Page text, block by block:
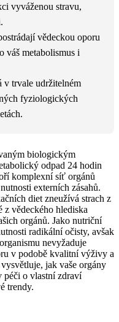
vyváženou stravu,
vědeckou oporu
váš metabolismus i
v trvale udržitelném
fyziologických
biologickým
odpad 24 hodin
komplexní síť orgánů
externích zásahů.
diet zneužívá strach z
z vědeckého hlediska
orgánů. Jako nutriční
radikální očisty, avšak
nevyžaduje
v podobě kvalitní výživy a
jak vaše orgány
péči o vlastní zdraví
trendy.